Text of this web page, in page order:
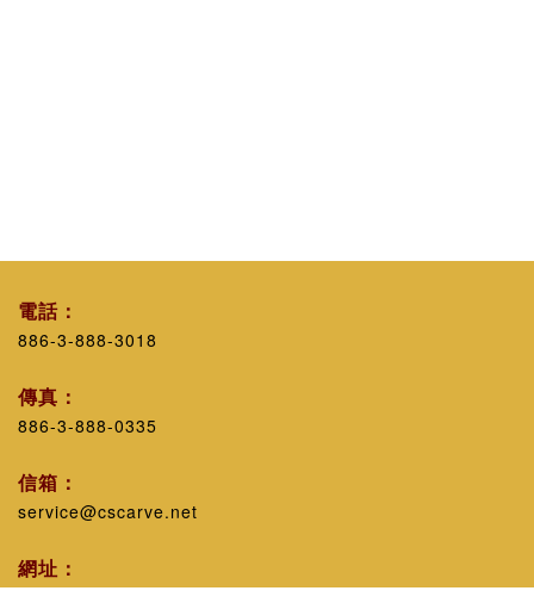
電話：
886-3-888-3018
傳真：
886-3-888-0335
信箱：
service@cscarve.net
網址：